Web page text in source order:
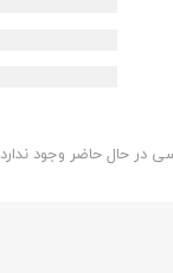
در حال حاضر وجود ندارد